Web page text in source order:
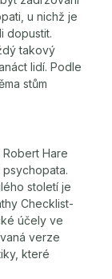
u nichž je
dopustit.
takový
lidí. Podle
stům
Hare
století je
Checklist-
účely ve
verze
které